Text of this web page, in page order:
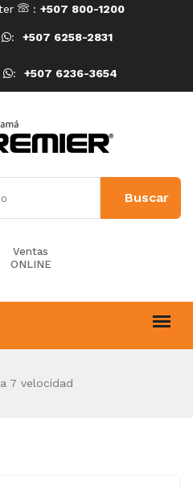
: +507 800-1200
: +507 6258-2831
: +507 6236-3654
Ventas
ONLINE
7 velocidad